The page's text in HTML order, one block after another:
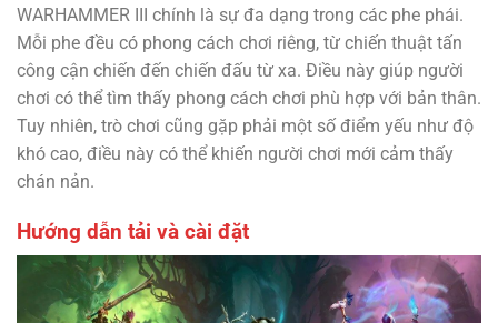
WARHAMMER III chính là sự đa dạng trong các phe phái.
Mỗi phe đều có phong cách chơi riêng, từ chiến thuật tấn
công cận chiến đến chiến đấu từ xa. Điều này giúp người
chơi có thể tìm thấy phong cách chơi phù hợp với bản thân.
Tuy nhiên, trò chơi cũng gặp phải một số điểm yếu như độ
khó cao, điều này có thể khiến người chơi mới cảm thấy
chán nản.
Hướng dẫn tải và cài đặt